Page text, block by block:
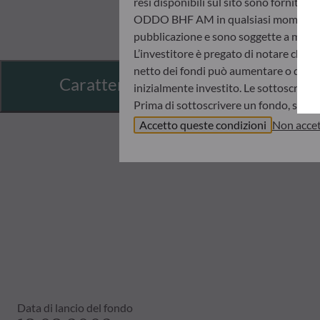
Caratteristiche
Data di lancio del fondo
ODDO BHF AM in qualsiasi
pubblicazione e sono soggette a
L’investitore è pregato di notare che
netto dei fondi può aumentare o
inizialmente investito. Le
Prima di sottoscrivere un fondo, si
informazioni chiave per l’investitore
ritenuta responsabile di danni diretti
I valori patrimoniali netti indicati nel
Il regime fiscale di un investimento
raccomanda quindi all’investitore di
Accetto queste condizioni Non